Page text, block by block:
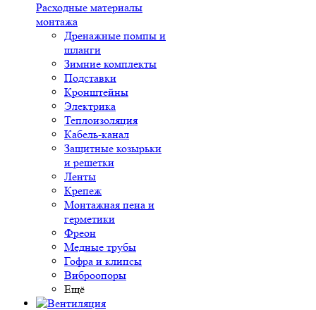
Расходные материалы
монтажа
Дренажные помпы и
шланги
Зимние комплекты
Подставки
Кронштейны
Электрика
Теплоизоляция
Кабель-канал
Защитные козырьки
и решетки
Ленты
Крепеж
Монтажная пена и
герметики
Фреон
Медные трубы
Гофра и клипсы
Виброопоры
Ещё